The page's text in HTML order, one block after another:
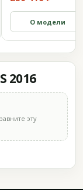
О модели
2016
эту